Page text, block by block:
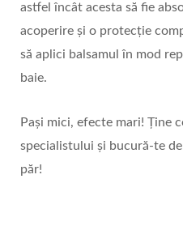
astfel încât acesta să fie
acoperire și o protecție
să aplici balsamul în mod
baie.
Pași mici, efecte mari! Ține
specialistului și bucură-te
păr!